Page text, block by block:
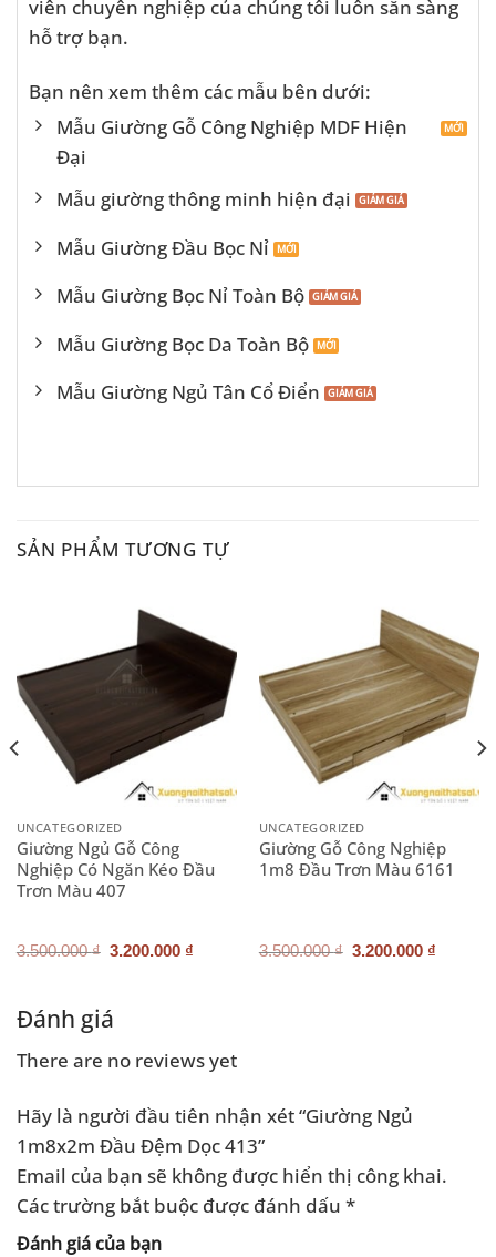
viên chuyên nghiệp của chúng tôi luôn sẵn sàng
hỗ trợ bạn.
Bạn nên xem thêm các mẫu bên dưới:
Mẫu Giường Gỗ Công Nghiệp MDF Hiện
Đại
Mẫu giường thông minh hiện đại
Mẫu Giường Đầu Bọc Nỉ
Mẫu Giường Bọc Nỉ Toàn Bộ
Mẫu Giường Bọc Da Toàn Bộ
Mẫu Giường Ngủ Tân Cổ Điển
SẢN PHẨM TƯƠNG TỰ
UNCATEGORIZED
Giường Ngủ Gỗ Công
Nghiệp Có Ngăn Kéo Đầu
Trơn Màu 407
3.500.000₫ Giá
3.200.000 ₫
UNCATEGORIZED
Giường Gỗ Công Nghiệp
1m8 Đầu Trơn Màu 6161
3.500.000₫ Giá
3.200.000 ₫
₫.
Đánh giá
There are no reviews yet
Hãy là người đầu tiên nhận xét “Giường Ngủ
1m8x2m Đầu Đệm Dọc 413”
Email của bạn sẽ không được hiển thị công khai.
Các trường bắt buộc được đánh dấu *
Đánh giá của bạn